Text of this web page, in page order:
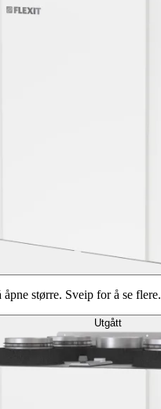
større. Sveip for å se flere.
Utgått